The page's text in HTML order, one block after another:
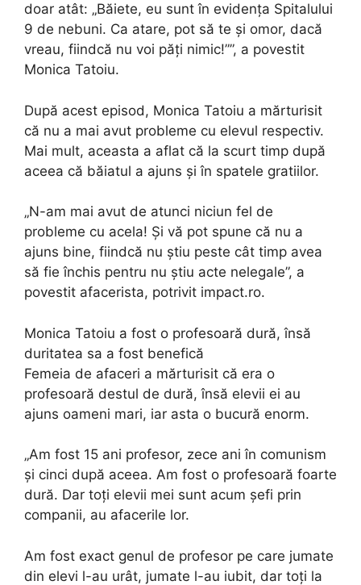
doar atât: „Băiete, eu sunt în evidența Spitalului
9 de nebuni. Ca atare, pot să te și omor, dacă
vreau, fiindcă nu voi păți nimic!””, a povestit
Monica Tatoiu.
După acest episod, Monica Tatoiu a mărturisit
că nu a mai avut probleme cu elevul respectiv.
Mai mult, aceasta a aflat că la scurt timp după
aceea că băiatul a ajuns și în spatele gratiilor.
„N-am mai avut de atunci niciun fel de
probleme cu acela! Și vă pot spune că nu a
ajuns bine, fiindcă nu știu peste cât timp avea
să fie închis pentru nu știu acte nelegale”, a
povestit afacerista, potrivit impact.ro.
Monica Tatoiu a fost o profesoară dură, însă
duritatea sa a fost benefică
Femeia de afaceri a mărturisit că era o
profesoară destul de dură, însă elevii ei au
ajuns oameni mari, iar asta o bucură enorm.
„Am fost 15 ani profesor, zece ani în comunism
și cinci după aceea. Am fost o profesoară foarte
dură. Dar toți elevii mei sunt acum șefi prin
companii, au afacerile lor.
Am fost exact genul de profesor pe care jumate
din elevi l-au urât, jumate l-au iubit, dar toți la